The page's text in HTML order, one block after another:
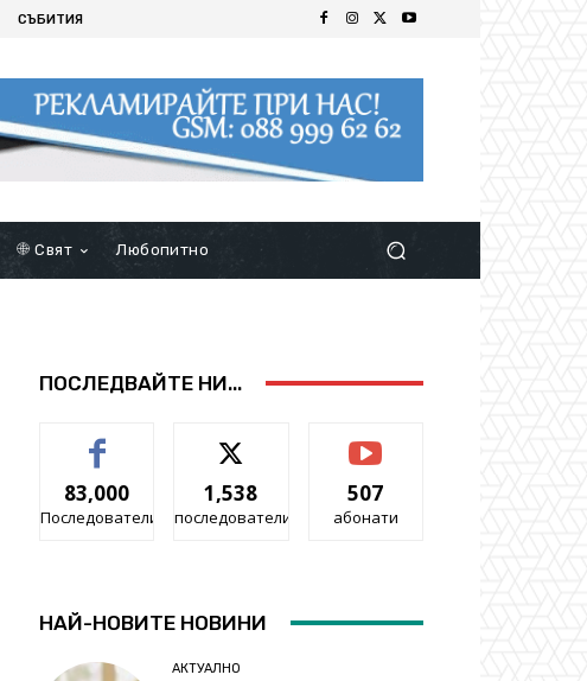
СЪБИТИЯ
Свят Любопитно
ПОСЛЕДВАЙТЕ НИ...
83,000
Последователи
1,538
последователи
507
абонати
НАЙ-НОВИТЕ НОВИНИ
АКТУАЛНО